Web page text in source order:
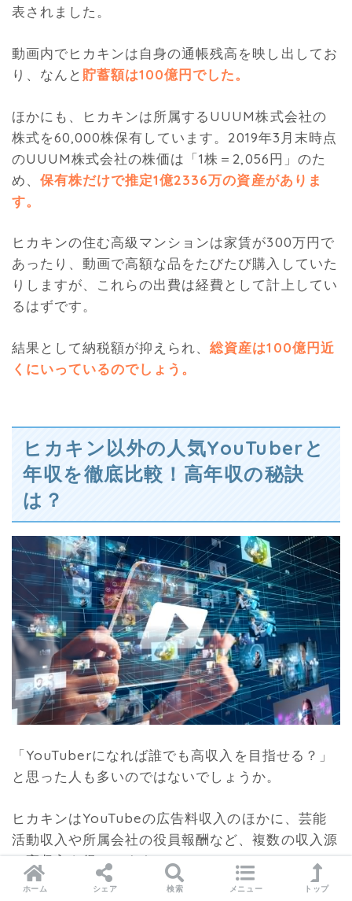
表されました。
動画内でヒカキンは自身の通帳残高を映し出してお
り、なんと 貯蓄額は100億円でした。
ほかにも、ヒカキンは所属するUUUM株式会社の
株式を60,000株保有しています。2019年3月末時点
のUUUM株式会社の株価は「1株＝2,056円」のた
め、保有株だけで推定1億2336万の資産がありま
す。
ヒカキンの住む高級マンションは家賃が300万円で
あったり、動画で高額な品をたびたび購入していた
りしますが、これらの出費は経費として計上してい
るはずです。
結果として納税額が抑えられ、総資産は100億円近
くにいっているのでしょう。
ヒカキン以外の人気YouTuberと
年収を徹底比較！高年収の秘訣
は？
「YouTuberになれば誰でも高収入を目指せる？」
と思った人も多いのではないでしょうか。
ヒカキンはYouTubeの広告料収入のほかに、芸能
活動収入や所属会社の役員報酬など、複数の収入源
で高収入を得ています。
ホーム シェア 検索 メニュー トップ